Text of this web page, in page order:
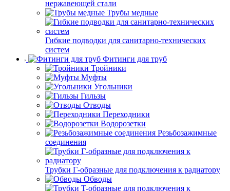
нержавеющей стали
Трубы медные
Гибкие подводки для санитарно-технических
систем
Фитинги для труб
Тройники
Муфты
Угольники
Гильзы
Отводы
Переходники
Водорозетки
Резьбозажимные
соединения
Трубки Г-образные для подключения к радиатору
Обводы